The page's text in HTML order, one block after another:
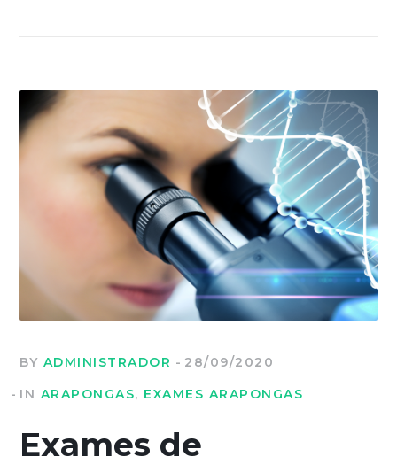
BY ADMINISTRADOR
28/09/2020
IN ARAPONGAS, EXAMES ARAPONGAS
Exames de